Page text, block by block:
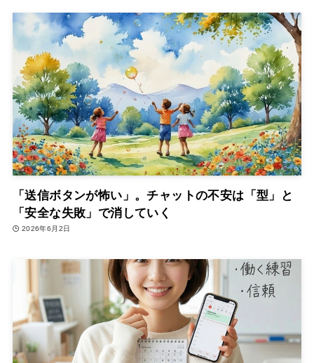
「送信ボタンが怖い」。チャットの不安は「型」と
「安全な失敗」で消していく
2026年6月2日